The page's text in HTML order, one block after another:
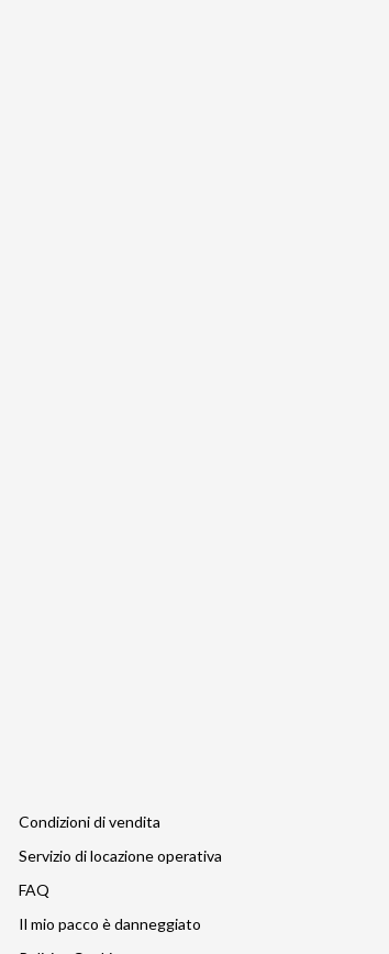
Condizioni di vendita
Servizio di locazione operativa
FAQ
Il mio pacco è danneggiato